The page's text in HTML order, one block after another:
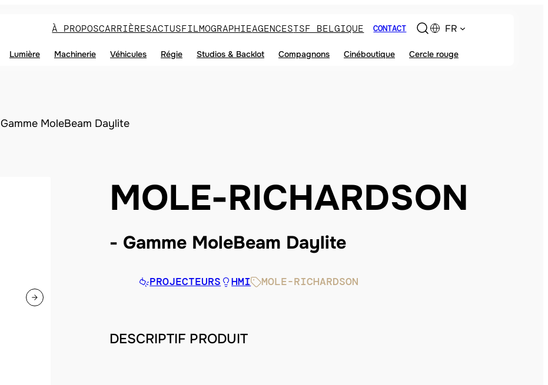
À PROPOSCARRIÈRESACTUSFILMOGRAPHIEAGENCESTSF BELGIQUE CONTACT FR
Lumière Machinerie Véhicules Régie Studios & Backlot Compagnons Cinéboutique Cercle rouge
Gamme MoleBeam Daylite
MOLE-RICHARDSON
Gamme MoleBeam Daylite
PROJECTEURS HMI MOLE-RICHARDSON
DESCRIPTIF PRODUIT